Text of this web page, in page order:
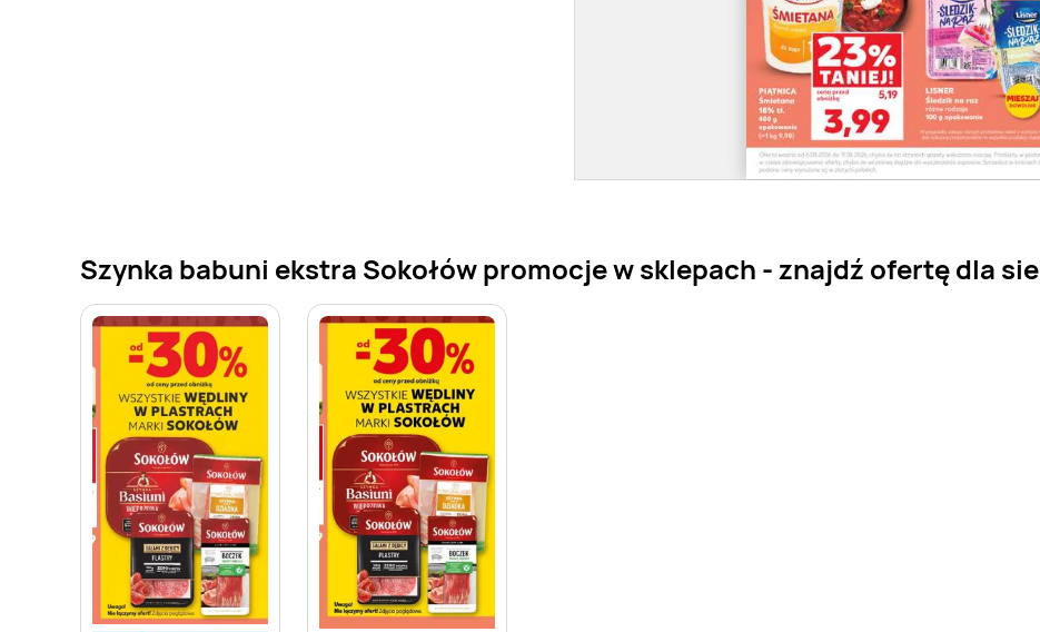
Szynka babuni ekstra Sokołów promocje w sklepach - znajdź ofertę dla